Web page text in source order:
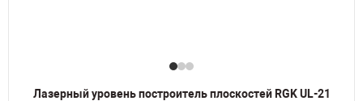
Лазерный уровень построитель плоскостей RGK UL-21